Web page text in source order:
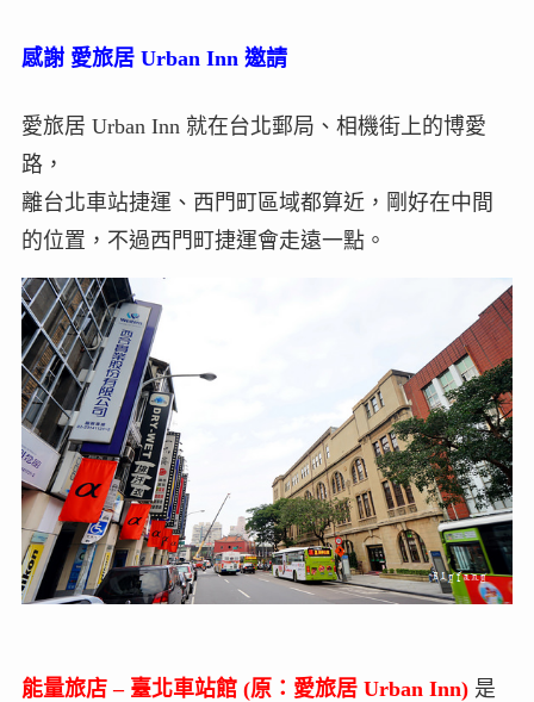
感謝 愛旅居 Urban Inn 邀請
愛旅居 Urban Inn 就在台北郵局、相機街上的博愛
路，
離台北車站捷運、西門町區域都算近，剛好在中間
的位置，不過西門町捷運會走遠一點。
能量旅店 – 臺北車站館 (原：愛旅居 Urban Inn) 是